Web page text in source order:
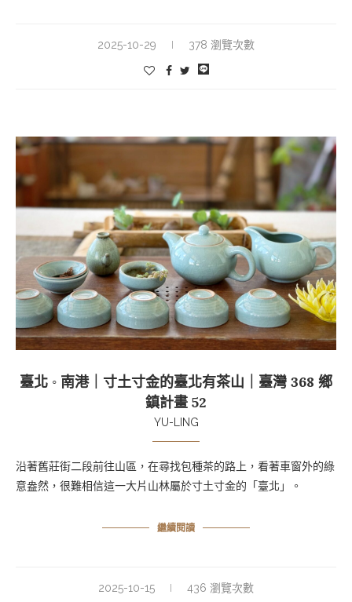
2025-10-29 378 瀏覽次數
臺北 ◦ 南港｜寸土寸金的臺北有茶山｜臺灣 368 鄉
鎮計畫 52
YU-LING
沿著舊莊街二段前往山區，在尋找包種茶的路上，看著車窗外的綠
意盎然，很難相信這一大片山林屬於寸土寸金的「臺北」。
繼續閱讀
2025-10-15 436 瀏覽次數